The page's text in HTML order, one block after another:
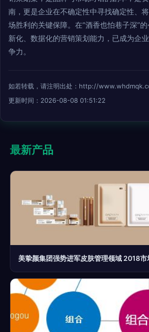
南，更是企业在不确定性中寻找确定性、
场胜利的关键保障。在“酒香也怕巷子深”
新化、数据化的营销策划能力，已成为企
争力。
如若转载，请注明出处：http://
更新时间：2026-08-08 01:51:22
最新产品
美挚颜集团强势进军皮肤管理领域 2018